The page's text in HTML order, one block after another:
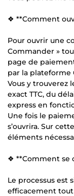
❖ **Comment
Pour ouvrir une
Commander »
page de
par la plateforme
Vous y trouverez
exact TTC, du
express en
Une fois le
s’ouvrira. Sur
éléments
❖ **Comment se
Le processus est
efficacement